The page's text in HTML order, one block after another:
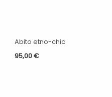
Abito etno-chic
95,00€